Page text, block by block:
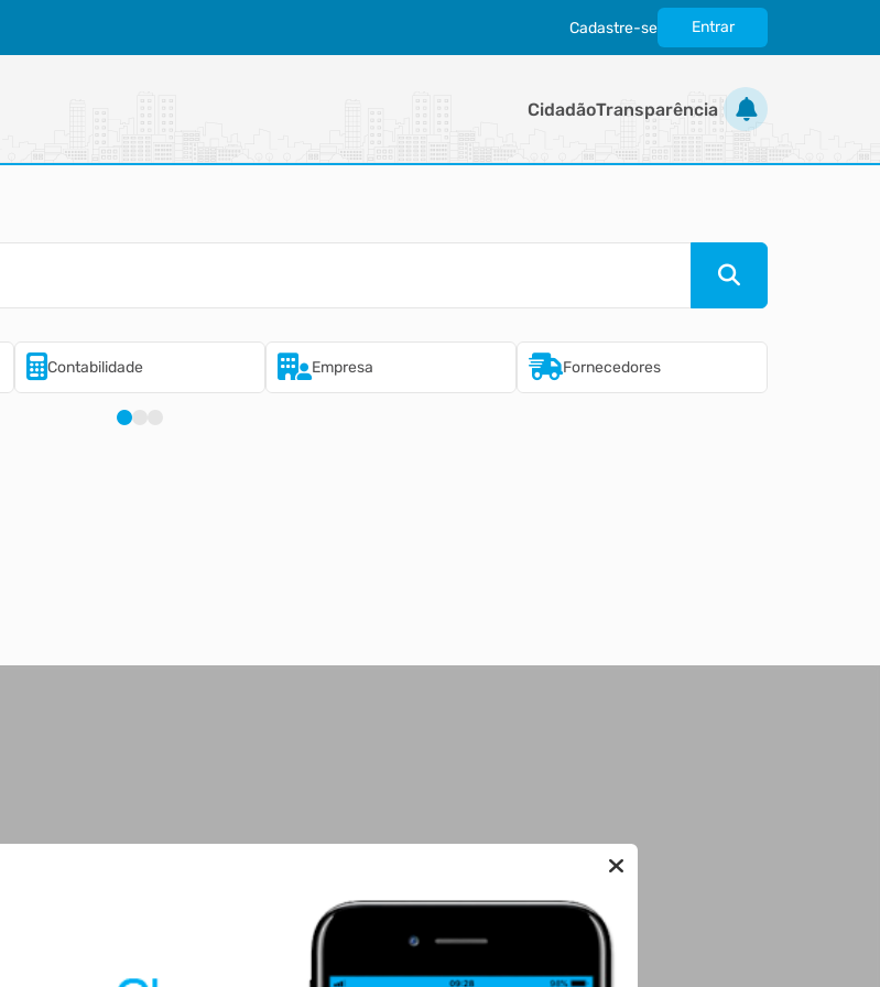
Cadastre-se Entrar
CidadãoTransparência
Contabilidade Empresa Fornecedores